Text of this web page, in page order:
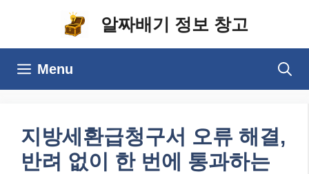
알짜배기 정보 창고
Menu
지방세환급청구서 오류 해결,
반려 없이 한 번에 통과하는